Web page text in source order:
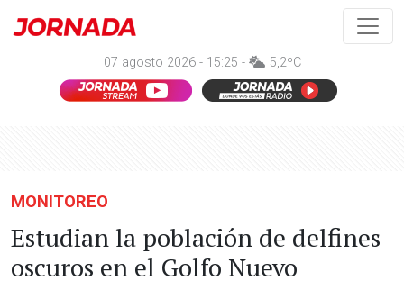
07 agosto 2026 - 15:25 - 5,2ºC
MONITOREO
Estudian la población de delfines
oscuros en el Golfo Nuevo